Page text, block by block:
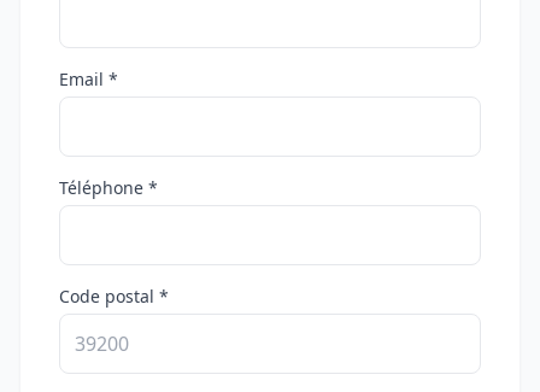
Email *
Téléphone *
Code postal *